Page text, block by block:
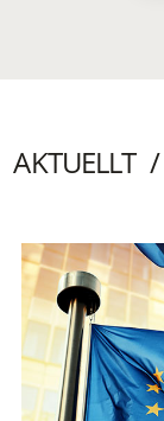
AKTUELLT